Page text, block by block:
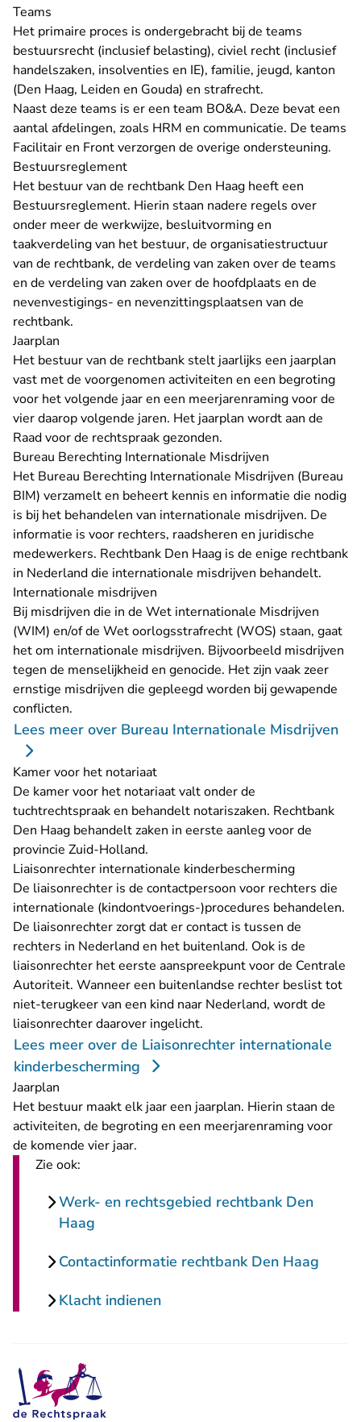
Teams
Het primaire proces is ondergebracht bij de teams
bestuursrecht (inclusief belasting), civiel recht (inclusief
handelszaken, insolventies en IE), familie, jeugd, kanton
(Den Haag, Leiden en Gouda) en strafrecht.
Naast deze teams is er een team BO&A. Deze bevat een
aantal afdelingen, zoals HRM en communicatie. De teams
Facilitair en Front verzorgen de overige ondersteuning.
Bestuursreglement
Het bestuur van de rechtbank Den Haag heeft een
Bestuursreglement. Hierin staan nadere regels over
onder meer de werkwijze, besluitvorming en
taakverdeling van het bestuur, de organisatiestructuur
van de rechtbank, de verdeling van zaken over de teams
en de verdeling van zaken over de hoofdplaats en de
nevenvestigings- en nevenzittingsplaatsen van de
rechtbank.
Jaarplan
Het bestuur van de rechtbank stelt jaarlijks een jaarplan
vast met de voorgenomen activiteiten en een begroting
voor het volgende jaar en een meerjarenraming voor de
vier daarop volgende jaren. Het jaarplan wordt aan de
Raad voor de rechtspraak gezonden.
Bureau Berechting Internationale Misdrijven
Het Bureau Berechting Internationale Misdrijven (Bureau
BIM) verzamelt en beheert kennis en informatie die nodig
is bij het behandelen van internationale misdrijven. De
informatie is voor rechters, raadsheren en juridische
medewerkers. Rechtbank Den Haag is de enige rechtbank
in Nederland die internationale misdrijven behandelt.
Internationale misdrijven
Bij misdrijven die in de Wet internationale Misdrijven
(WIM) en/of de Wet oorlogsstrafrecht (WOS) staan, gaat
het om internationale misdrijven. Bijvoorbeeld misdrijven
tegen de menselijkheid en genocide. Het zijn vaak zeer
ernstige misdrijven die gepleegd worden bij gewapende
conflicten.
Lees meer over Bureau Internationale Misdrijven
Kamer voor het notariaat
De kamer voor het notariaat valt onder de
tuchtrechtspraak en behandelt notariszaken. Rechtbank
Den Haag behandelt zaken in eerste aanleg voor de
provincie Zuid-Holland.
Liaisonrechter internationale kinderbescherming
De liaisonrechter is de contactpersoon voor rechters die
internationale (kindontvoerings-)procedures behandelen.
De liaisonrechter zorgt dat er contact is tussen de
rechters in Nederland en het buitenland. Ook is de
liaisonrechter het eerste aanspreekpunt voor de Centrale
Autoriteit. Wanneer een buitenlandse rechter beslist tot
niet-terugkeer van een kind naar Nederland, wordt de
liaisonrechter daarover ingelicht.
Lees meer over de Liaisonrechter internationale
kinderbescherming
Jaarplan
Het bestuur maakt elk jaar een jaarplan. Hierin staan de
activiteiten, de begroting en een meerjarenraming voor
de komende vier jaar.
Zie ook:
Werk- en rechtsgebied rechtbank Den
Haag
Contactinformatie rechtbank Den Haag
Klacht indienen